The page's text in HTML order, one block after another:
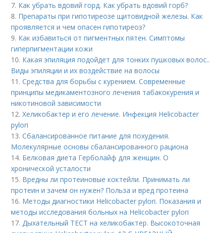
7. Как убрать вдовий горд. Как убрать вдовий горб?
8. Препараты при гипотиреозе щитовидной железы. Как
проявляется и чем опасен гипотиреоз?
9. Как избавиться от пигментных пятен. Симптомы
гиперпигментации кожи
10. Какая эпиляция подойдет для тонких пушковых волос..
Виды эпиляции и их воздействие на волосы
11.Средства для борьбы с курением. Современные
принципы медикаментозного лечения табакокурения и
никотиновой зависимости
12.Хеликобактер и его лечение. Инфекция Helicobacter
pylori
13.Сбалансированное питание для похудения.
Молекулярные основы сбалансированного рациона
14. Белковая диета Герболайф для женщин. О
хронической усталости
15. Вредны ли протеиновые коктейли. Принимать ли
протеин и зачем он нужен? Польза и вред протеина
16. Методы диагностики Helicobacter pylori. Показания и
методы исследования больных на Helicobacter pylori
17.Дыхательный ТЕСТ на хеликобактер. Высокоточная